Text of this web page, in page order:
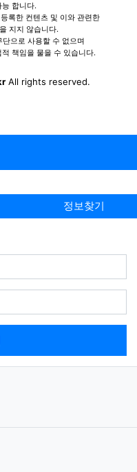
합니다.
록한 컨텐츠 및 이와 관련한
지지 않습니다.
으로 사용할 수 없으며
책임을 물을 수 있습니다.
All rights reserved.
정보찾기